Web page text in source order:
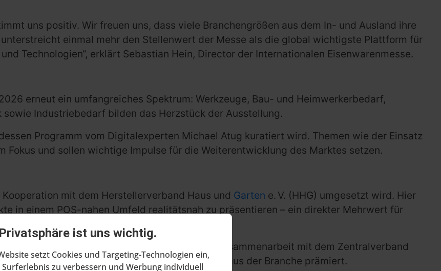
ist uns wichtig.
setzt Cookies und Targeting-Technologien ein,
zu verbessern und Werbung individuell
uns positiv. Wir freuen uns, dass viele Branchengrößen aus dem In- und Ausland ihre
einmal mehr den Stellenwert der Messe als die global wichtigste Plattform für
Technologien“, erklärt Sebastian Hein, Director der Internationalen Eisenwarenmesse.
erneut ein umfangreiches Spektrum: Werkzeuge, Bau- und Heimwerkerbedarf,
Industriebedarf bilden das Herzstück der Ausstellung.
Programm vom Digitalexperten Michael Atug kuratiert wird. Themen wie der Einsatz
Fokus und sollen wichtige Impulse für die Weiterentwicklung des Marktes setzen.
mit dem Herstellerverband Haus und Garten e. V. (HHG) umgesetzt wird. Hier
in einem POS-nahen Umfeld realitätsnah zu präsentieren – ein direkter Mehrwert für
by ZHH“ wieder live in
verliehen. In Zusammenarbeit mit dem Zentralverband
Innovationen und zukunftsweisende Lösungen aus der Branche prämiert.